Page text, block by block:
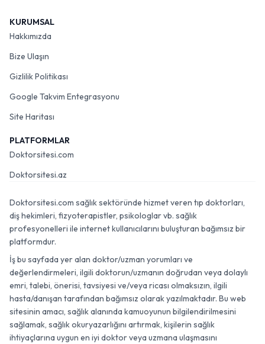
KURUMSAL
Hakkımızda
Bize Ulaşın
Gizlilik Politikası
Google Takvim Entegrasyonu
Site Haritası
PLATFORMLAR
Doktorsitesi.com
Doktorsitesi.az
Doktorsitesi.com sağlık sektöründe hizmet veren tıp doktorları,
diş hekimleri, fizyoterapistler, psikologlar vb. sağlık
profesyonelleri ile internet kullanıcılarını buluşturan bağımsız bir
platformdur.
İş bu sayfada yer alan doktor/uzman yorumları ve
değerlendirmeleri, ilgili doktorun/uzmanın doğrudan veya dolaylı
emri, talebi, önerisi, tavsiyesi ve/veya ricası olmaksızın, ilgili
hasta/danışan tarafından bağımsız olarak yazılmaktadır. Bu web
sitesinin amacı, sağlık alanında kamuoyunun bilgilendirilmesini
sağlamak, sağlık okuryazarlığını artırmak, kişilerin sağlık
ihtiyaçlarına uygun en iyi doktor veya uzmana ulaşmasını